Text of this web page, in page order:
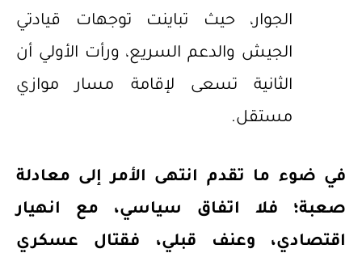
الجوار، حيث تباينت توجهات قيادتي
الجيش والدعم السريع، ورأت الأولي أن
الثانية تسعى لإقامة مسار موازي
مستقل.
في ضوء ما تقدم انتهى الأمر إلى معادلة
صعبة؛ فلا اتفاق سياسي، مع انهيار
اقتصادي، وعنف قبلي، فقتال عسكري